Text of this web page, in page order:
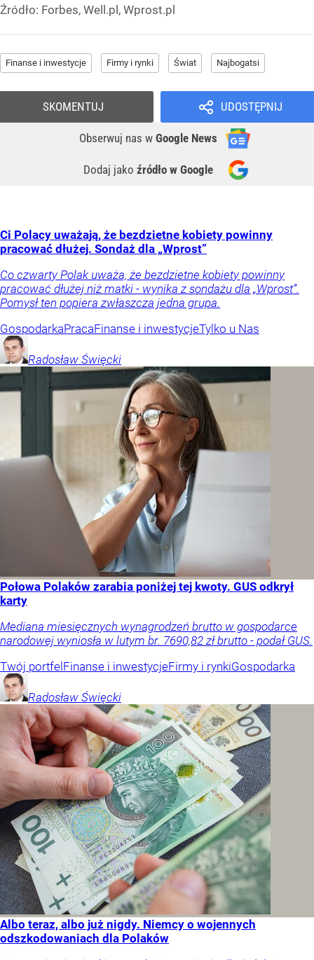
Źródło: Forbes, Well.pl, Wprost.pl
Finanse i inwestycje Firmy i rynki Świat Najbogatsi
UDOSTĘPNIJ
Obserwuj nas w Google News
Dodaj jako źródło w Google
SKOMENTUJ
Ci Polacy uważają, że bezdzietne kobiety powinny
pracować dłużej. Sondaż dla „Wprost”
Co czwarty Polak uważa, że bezdzietne kobiety powinny
pracować dłużej niż matki - wynika z sondażu dla „Wprost”.
Pomysł ten popiera zwłaszcza jedna grupa.
GospodarkaPracaFinanse i inwestycjeTylko u Nas
Radosław Święcki
Połowa Polaków zarabia poniżej tej kwoty. GUS odkrył
karty
Mediana miesięcznych wynagrodzeń brutto w gospodarce
narodowej wyniosła w lutym br. 7690,82 zł brutto - podał GUS.
Twój portfel Finanse i inwestycjeFirmy i rynkiGospodarka
Radosław Święcki
Albo teraz, albo już nigdy. Niemcy o wojennych
odszkodowaniach dla Polaków